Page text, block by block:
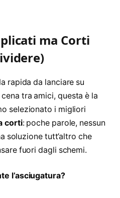
ma Corti
rapida da lanciare su
tra amici, questa è la
selezionato i migliori
corti: poche parole, nessun
soluzione tutt’altro che
fuori dagli schemi.
l’asciugatura?